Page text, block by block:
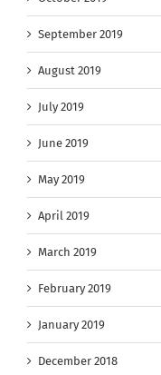
September 2019
August 2019
July 2019
June 2019
May 2019
April 2019
March 2019
February 2019
January 2019
December 2018